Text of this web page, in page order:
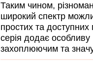
Таким чином,
широкий спектр
простих та
серія додає
захоплюючим та